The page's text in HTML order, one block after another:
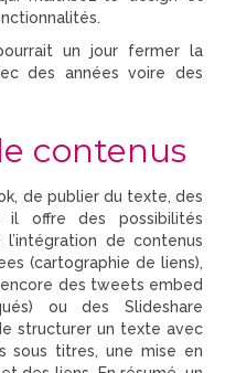
un jour fermer la
des années voire des
contenus
de publier du texte, des
offre des possibilités
de contenus
(cartographie de liens),
des tweets embed
ou des Slideshare
structurer un texte avec
sous titres, une mise en